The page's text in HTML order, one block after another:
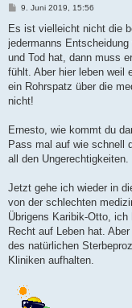
B
i
r
a
9. Juni 2019, 15:56
Es ist vielleicht nicht die
jedermanns
und Tod hat, dann muss
fühlt. Aber hier leben weil
ein Rohrspatz über die
nicht!
Ernesto, wie kommt du
Pass mal auf wie schnell
all den Ungerechtigkeiten.
Jetzt gehe ich wieder in
von der schlechten
Übrigens Karibik-Otto,
Recht auf Leben hat.
des natürlichen
Kliniken aufhalten.